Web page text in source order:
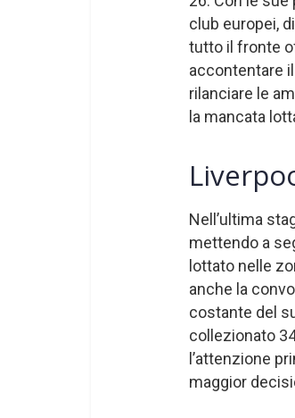
club europei,
tutto il fronte
accontentare
rilanciare le
la mancata
Nell’ultima
mettendo a
lottato nelle
anche la
costante del
collezionato
l’attenzione
maggior